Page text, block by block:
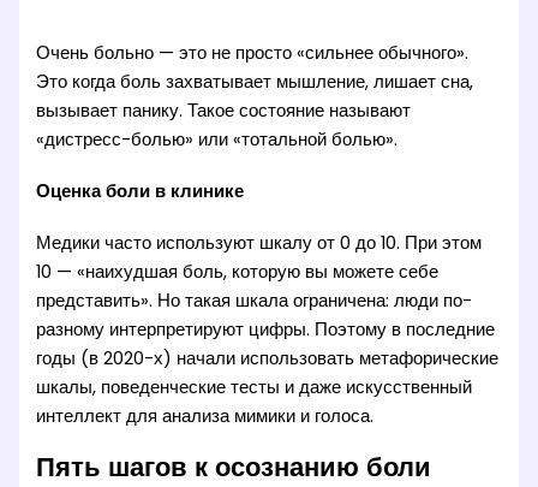
Очень больно — это не просто «сильнее обычного».
Это когда боль захватывает мышление, лишает сна,
вызывает панику. Такое состояние называют
«дистресс-болью» или «тотальной болью».
Оценка боли в клинике
Медики часто используют шкалу от 0 до 10. При этом
10 — «наихудшая боль, которую вы можете себе
представить». Но такая шкала ограничена: люди по-
разному интерпретируют цифры. Поэтому в последние
годы (в 2020-х) начали использовать метафорические
шкалы, поведенческие тесты и даже искусственный
интеллект для анализа мимики и голоса.
Пять шагов к осознанию боли